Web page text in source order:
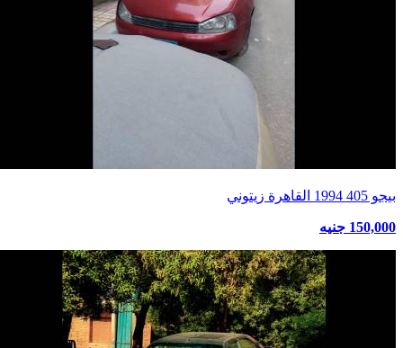
بيجو 405 1994 القاهرة زيتوني
150,000 جنيه